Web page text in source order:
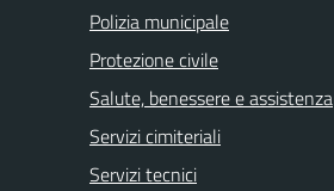
Polizia municipale
Protezione civile
Salute, benessere e assistenza
Servizi cimiteriali
Servizi tecnici